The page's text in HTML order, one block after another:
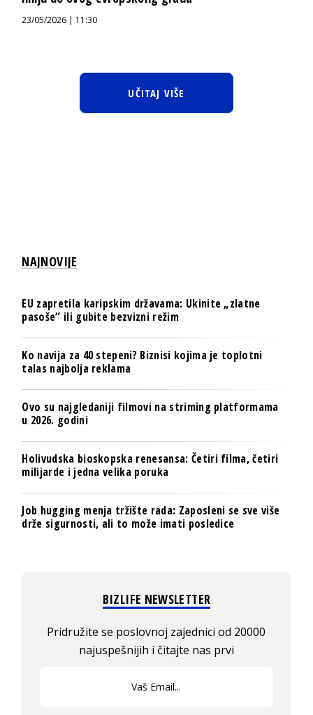
23/05/2026 | 11:30
UČITAJ VIŠE
NAJNOVIJE
EU zapretila karipskim državama: Ukinite „zlatne
pasoše“ ili gubite bezvizni režim
Ko navija za 40 stepeni? Biznisi kojima je toplotni
talas najbolja reklama
Ovo su najgledaniji filmovi na striming platformama
u 2026. godini
Holivudska bioskopska renesansa: Četiri filma, četiri
milijarde i jedna velika poruka
Job hugging menja tržište rada: Zaposleni se sve više
drže sigurnosti, ali to može imati posledice
BIZLIFE NEWSLETTER
Pridružite se poslovnoj zajednici od 20000
najuspešnijih i čitajte nas prvi